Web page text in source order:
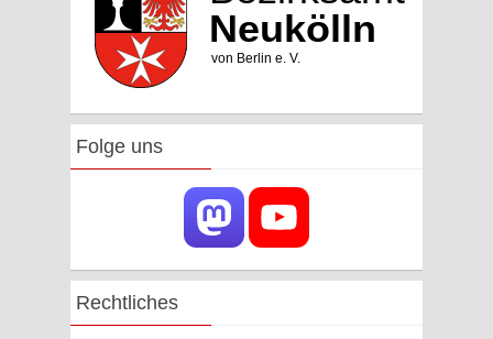
Folge uns
Rechtliches